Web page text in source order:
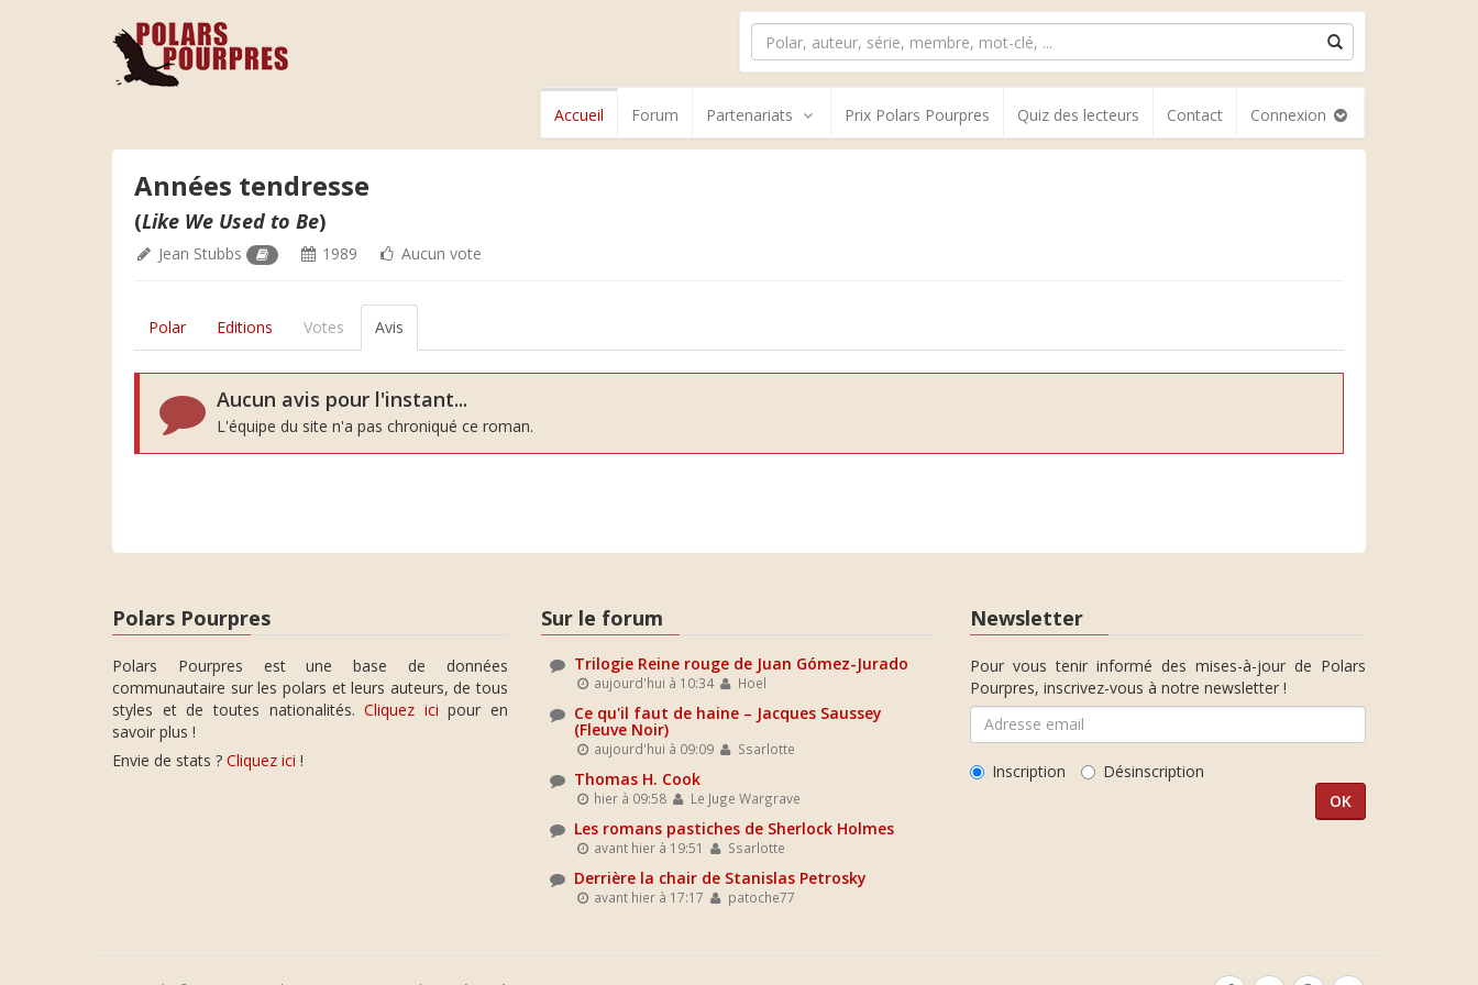
Accueil Forum Partenariats Prix Polars Pourpres Quiz des lecteurs Contact Connexion
Années tendresse
(Like We Used to Be)
Jean Stubbs 1989 Aucun vote
Polar Editions Votes Avis
Aucun avis pour l'instant...
L'équipe du site n'a pas chroniqué ce roman.
Polars Pourpres
Polars Pourpres est une base de données
communautaire sur les polars et leurs auteurs, de tous
styles et de toutes nationalités.Cliquez ici pour en
savoir plus !
Envie de stats ? Cliquez ici !
Sur le forum
Trilogie Reine rouge de Juan Gómez-Jurado
aujourd'hui à 10:34 Hoel
Ce qu'il faut de haine – Jacques Saussey
(Fleuve Noir)
aujourd'hui à 09:09 Ssarlotte
Thomas H. Cook
hier à 09:58 Le Juge Wargrave
Les romans pastiches de Sherlock Holmes
avant hier à 19:51 Ssarlotte
Derrière la chair de Stanislas Petrosky
avant hier à 17:17 patoche77
Newsletter
Pour vous tenir informé des mises-à-jour de Polars
Pourpres, inscrivez-vous à notre newsletter !
Inscription Désinscription